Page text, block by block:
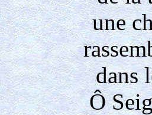
une
dans
Ô